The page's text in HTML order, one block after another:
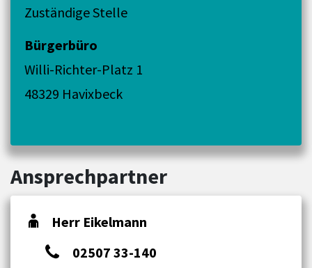
Zuständige Stelle
Bürgerbüro
Willi-Richter-Platz 1
48329 Havixbeck
Ansprechpartner
Herr Eikelmann
02507 33-140